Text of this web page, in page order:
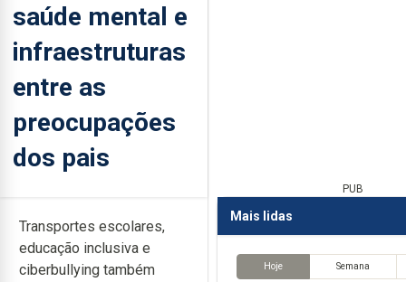
saúde mental e
infraestruturas
entre as
preocupações
dos pais
Transportes escolares,
educação inclusiva e
ciberbullying também
PUB
Mais lidas
Hoje Semana